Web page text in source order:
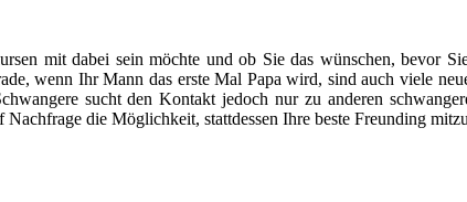
mit dabei sein möchte und ob Sie das wünschen, bevor
wenn Ihr Mann das erste Mal Papa wird, sind auch viele
sucht den Kontakt jedoch nur zu anderen
die Möglichkeit, stattdessen Ihre beste Freunding